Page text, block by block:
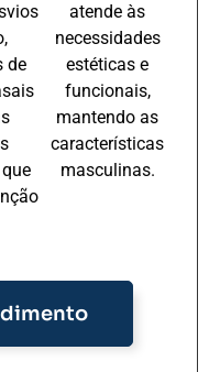
de
atende às
necessidades
estéticas e
funcionais,
mantendo as
características
masculinas.